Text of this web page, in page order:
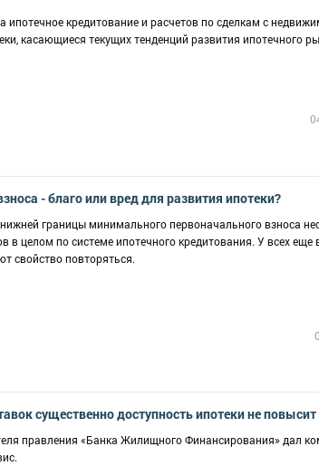
ипотечное кредитование и расчетов по сделкам с
касающиеся текущих тенденций развития ипотечного
- благо или вред для развития ипотеки?
границы минимального первоначального взноса
в целом по системе ипотечного кредитования. У всех еще
свойство повторяться.
существенно доступность ипотеки не повысит
правления «Банка Жилищного Финансирования» дал